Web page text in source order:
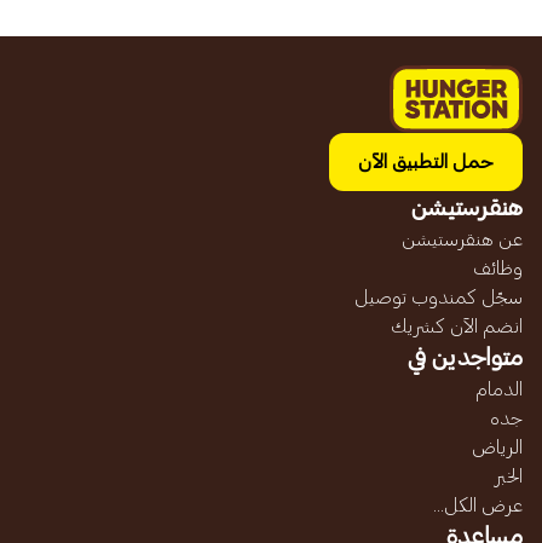
حمل التطبيق الآن
هنقرستيشن
عن هنقرستيشن
وظائف
سجّل كمندوب توصيل
انضم الآن كشريك
متواجدين في
الدمام
جده
الرياض
الخبر
عرض الكل...
مساعدة